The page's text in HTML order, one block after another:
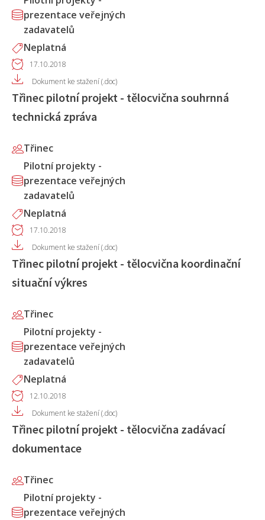
prezentace veřejných
zadavatelů
Neplatná
17.10.2018
Dokument ke stažení (.doc)
Třinec pilotní projekt - tělocvična souhrnná
technická zpráva
Třinec
Pilotní projekty -
prezentace veřejných
zadavatelů
Neplatná
17.10.2018
Dokument ke stažení (.doc)
Třinec pilotní projekt - tělocvična koordinační
situační výkres
Třinec
Pilotní projekty -
prezentace veřejných
zadavatelů
Neplatná
12.10.2018
Dokument ke stažení (.doc)
Třinec pilotní projekt - tělocvična zadávací
dokumentace
Třinec
Pilotní projekty -
prezentace veřejných